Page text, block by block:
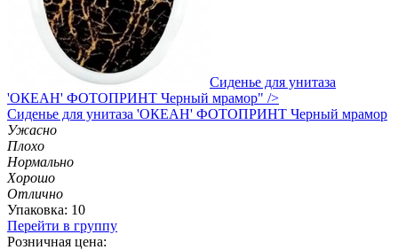
Сиденье для унитаза
'ОКЕАН' ФОТОПРИНТ Черный мрамор" />
Сиденье для унитаза 'ОКЕАН' ФОТОПРИНТ Черный мрамор
Ужасно
Плохо
Нормально
Хорошо
Отлично
Упаковка: 10
Перейти в группу
Розничная цена: